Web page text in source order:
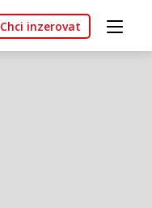
Chci inzerovat